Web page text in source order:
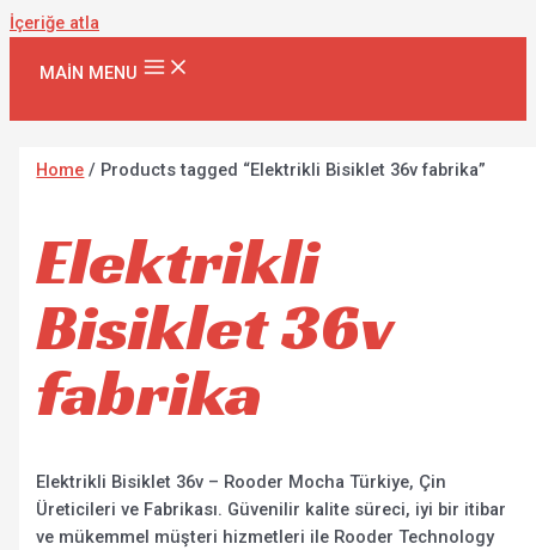
İçeriğe atla
MAIN MENU
Home / Products tagged “Elektrikli Bisiklet 36v fabrika”
Elektrikli
Bisiklet 36v
fabrika
Elektrikli Bisiklet 36v – Rooder Mocha Türkiye, Çin
Üreticileri ve Fabrikası. Güvenilir kalite süreci, iyi bir itibar
ve mükemmel müşteri hizmetleri ile Rooder Technology